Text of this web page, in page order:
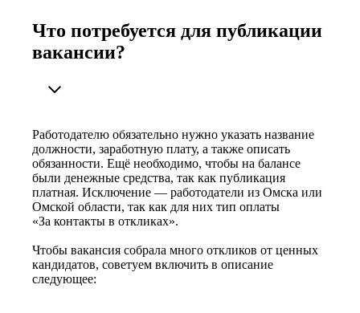
Что потребуется для публикации
вакансии?
Работодателю обязательно нужно указать название
должности, заработную плату, а также описать
обязанности. Ещё необходимо, чтобы на балансе
были денежные средства, так как публикация
платная. Исключение — работодатели из Омска или
Омской области, так как для них тип оплаты
«За контакты в откликах».
Чтобы вакансия собрала много откликов от ценных
кандидатов, советуем включить в описание
следующее: